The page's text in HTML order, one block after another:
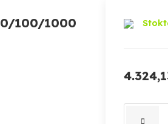
100/1000